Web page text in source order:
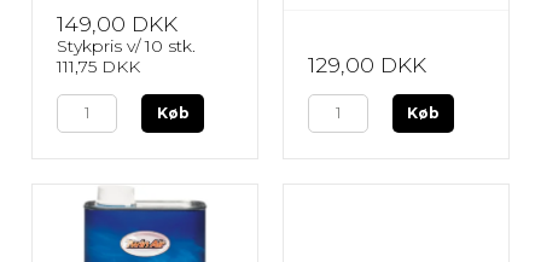
149,00 DKK
Stykpris v/ 10 stk.
111,75 DKK
Køb
129,00 DKK
Køb